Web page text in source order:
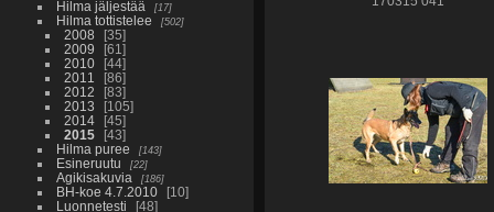
Hilma jäljestää 17
Hilma tottistelee 502
2008
35
2009
61
2010
44
2011
86
2012
83
2013
105
2014
45
2015
43
Hilma puree
143
Esineruutu 22
Agikisakuvia 186
BH-koe 4.7.2010
10
Luonnetesti
48